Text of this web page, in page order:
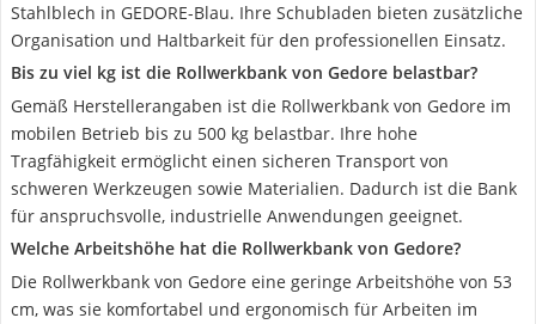
Stahlblech in GEDORE-Blau. Ihre Schubladen bieten zusätzliche
Organisation und Haltbarkeit für den professionellen Einsatz.
Bis zu viel kg ist die Rollwerkbank von Gedore belastbar?
Gemäß Herstellerangaben ist die Rollwerkbank von Gedore im
mobilen Betrieb bis zu 500 kg belastbar. Ihre hohe
Tragfähigkeit ermöglicht einen sicheren Transport von
schweren Werkzeugen sowie Materialien. Dadurch ist die Bank
für anspruchsvolle, industrielle Anwendungen geeignet.
Welche Arbeitshöhe hat die Rollwerkbank von Gedore?
Die Rollwerkbank von Gedore eine geringe Arbeitshöhe von 53
cm, was sie komfortabel und ergonomisch für Arbeiten im